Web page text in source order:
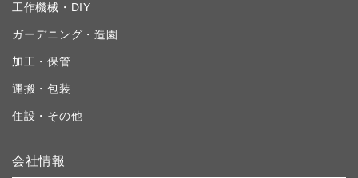
工作機械・DIY
ガーデニング・造園
加工・保管
運搬・包装
住設・その他
会社情報